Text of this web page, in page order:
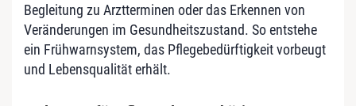
Begleitung zu Arztterminen oder das Erkennen von
Veränderungen im Gesundheitszustand. So entstehe
ein Frühwarnsystem, das Pflegebedürftigkeit vorbeugt
und Lebensqualität erhält.